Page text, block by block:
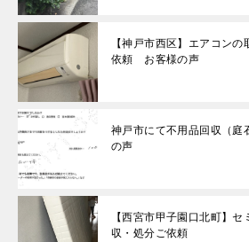
【神戸市西区】エアコン
依頼 お客様の声
神戸市にて不用品回収（庭
の声
【西宮市甲子園口北町】
収・処分ご依頼